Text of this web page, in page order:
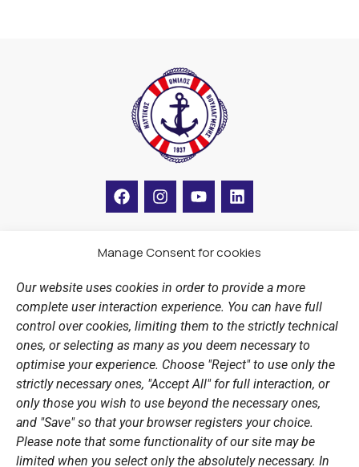
Manage Consent for cookies
Our website uses cookies in order to provide a more
complete user interaction experience. You can have full
control over cookies, limiting them to the strictly technical
ones, or selecting as many as you deem necessary to
optimise your experience. Choose "Reject" to use only the
strictly necessary ones, "Accept All" for full interaction, or
only those you wish to use beyond the necessary ones,
and "Save" so that your browser registers your choice.
Please note that some functionality of our site may be
limited when you select only the absolutely necessary. In
F
a
b
o
k
I
n
a
r
a
m
Y
o
u
e
L
i
e
i
n
Sports Academy
Open Water Swimming Crossing
Sponsors
Summer Camps
PERSONAL DATA
Website Policy